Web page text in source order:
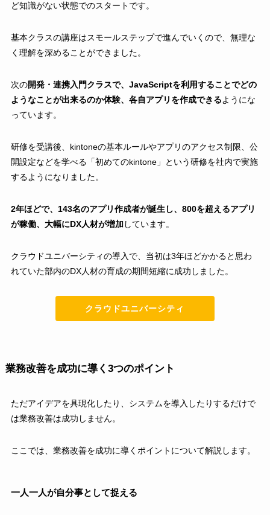
ど知識がない状態でのスタートです。
基本クラスの講座はスモールステップで進んでいくので、無理な
く理解を深めることができました。
次の開発・連携入門クラスで、JavaScriptを利用することでどの
ようなことが出来るのか体験、各自アプリを作成できるようにな
っています。
研修を受講後、kintoneの基本ルールやアプリのアクセス制限、公
開設定などを学べる「初めてのkintone」という研修を社内で実施
するようになりました。
2年ほどで、143名のアプリ作成者が誕生し、800を超えるアプリ
が稼働、大幅にDX人材が増加しています。
クラウドユニバーシティの導入で、当初は3年ほどかかると思わ
れていた部内のDX人材の育成の期間短縮に成功しました。
クラウドユニバーシティ
業務改善を成功に導く3つのポイント
ただアイデアを具現化したり、システムを導入したりするだけで
は業務改善は成功しません。
ここでは、業務改善を成功に導くポイントについて解説します。
一人一人が自分事として捉える